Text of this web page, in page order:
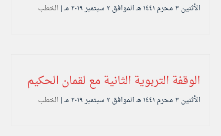
الأثنين ۳ محرم ۱٤٤۱ هـ الموافق ۲ سبتمبر ۲۰۱۹ مـ | الخطب
الوقفة التربوية الثانية مع لقمان الحكيم
الأثنين ۳ محرم ۱٤٤۱ هـ الموافق ۲ سبتمبر ۲۰۱۹ مـ | الخطب